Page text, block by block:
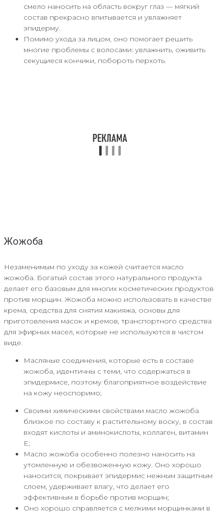
смело наносить на область вокруг глаз — мягкий
состав прекрасно впитывается и увлажняет
эпидерму.
Помимо ухода за лицом, оно помогает решить
многие проблемы с волосами: увлажнить, оживить
секущиеся кончики, побороть перхоть.
Жожоба
Незаменимым по уходу за кожей считается масло
жожоба. Богатый состав этого натурального продукта
делает его базовым для многих косметических продуктов
против морщин. Жожоба можно использовать в качестве
крема, средства для снятия макияжа, основы для
приготовления масок и кремов, транспортного средства
для эфирных масел, которые не используются в чистом
виде.
Масляные соединения, которые есть в составе
жожоба, идентичны с теми, что содержаться в
эпидермисе, поэтому благоприятное воздействие
на кожу неоспоримо;
Своими химическими свойствами масло жожоба
близкое по составу к растительному воску, в состав
входят кислоты и аминокислоты, коллаген, витамин
Е;
Масло жожоба особенно полезно наносить на
утомленную и обезвоженную кожу. Оно хорошо
наносится, покрывает эпидермис нежным защитным
слоем, удерживает влагу, что делает его
эффективным в борьбе против морщин;
Оно хорошо справляется с мелкими морщинками в